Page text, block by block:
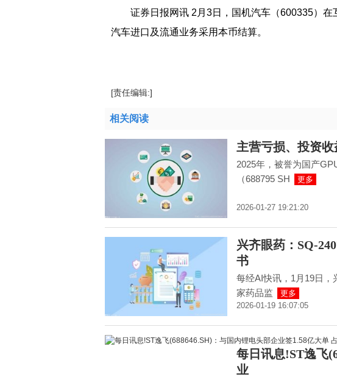
证券日报网讯 2月3日，国机汽车（600335）在
汽车进口及流通业务采用本币结算。
[责任编辑:]
相关阅读
主营亏损、投资
2025年，被誉为国产
（688795 SH
更多
2026-01-27 19:21:20
兴齐眼药：SQ-
书
每经AI快讯，1月19日，
家药品监
更多
2026-01-19 16:07:05
每日讯息!ST逸飞
业